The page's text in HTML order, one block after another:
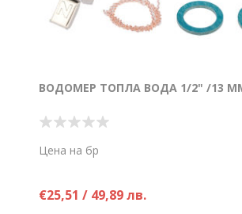
ВОДОМЕР ТОПЛА ВОДА 1/2" /13
Цена на бр
€25,51 / 49,89 лв.